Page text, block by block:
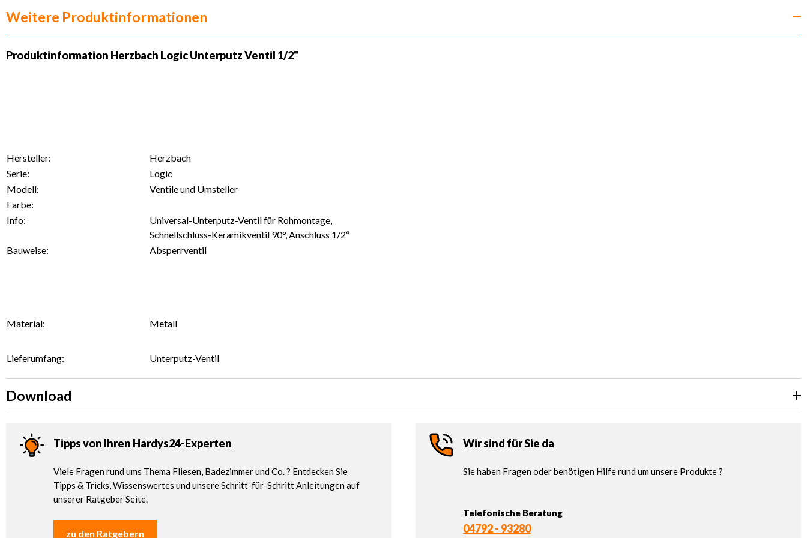
Weitere Produktinformationen
Produktinformation Herzbach Logic Unterputz Ventil 1/2"
Hersteller:
Herzbach
Serie:
Logic
Modell:
Ventile und Umsteller
Farbe:
Info:
Universal-Unterputz-Ventil für Rohmontage,
Schnellschluss-Keramikventil 90°, Anschluss 1/2“
Bauweise:
Absperrventil
Material: Metall
Lieferumfang: Unterputz-Ventil
Download
Tipps von Ihren Hardys24-Experten
Viele Fragen rund ums Thema Fliesen, Badezimmer und Co. ? Entdecken Sie
Tipps & Tricks, Wissenswertes und unsere Schritt-für-Schritt Anleitungen auf
unserer Ratgeber Seite.
zu den Ratgebern
Wir sind für Sie da
Sie haben Fragen oder benötigen Hilfe rund um unsere Produkte ?
Telefonische Beratung
04792 - 93280